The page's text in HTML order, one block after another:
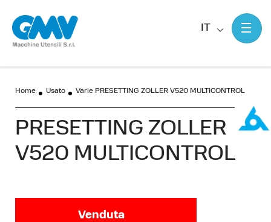
IT
Home Usato Varie PRESETTING ZOLLER V520 MULTICONTROL
PRESETTING ZOLLER
V520 MULTICONTROL
Venduta